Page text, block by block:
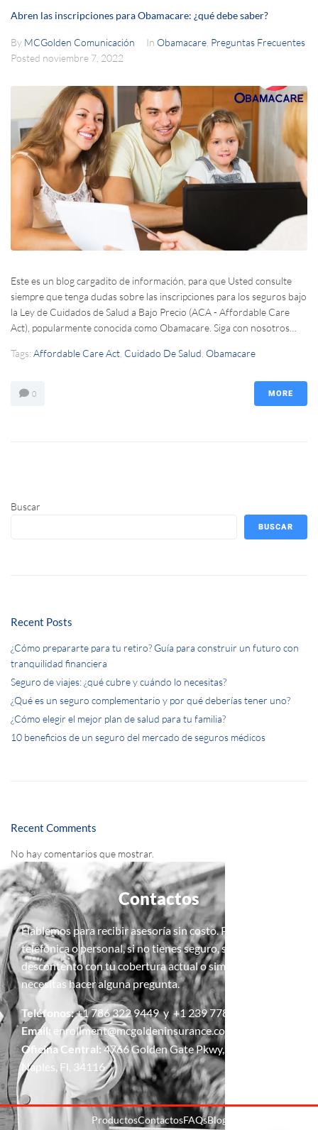
Abren las inscripciones para Obamacare: ¿qué debe saber?
By MCGolden Comunicación In Obamacare Preguntas Frecuentes
Posted noviembre 7, 2022
Este es un blog cargadito de información, para que Usted consulte
siempre que tenga dudas sobre las inscripciones para los seguros bajo
la Ley de Cuidados de Salud a Bajo Precio (ACA - Affordable Care
Act), popularmente conocida como Obamacare. Siga con nosotros…
Tags: Affordable Care Act Cuidado De Salud Obamacare
0 MORE
Buscar
BUSCAR
Recent Posts
¿Cómo prepararte para tu retiro? Guía para construir un futuro con
tranquilidad financiera
Seguro de viajes: ¿qué cubre y cuándo lo necesitas?
¿Qué es un seguro complementario y por qué deberías tener uno?
¿Cómo elegir el mejor plan de salud para tu familia?
10 beneficios de un seguro del mercado de seguros médicos
Recent Comments
No hay comentarios que mostrar.
Contactos
Hablemos para recibir asesoría sin costo. Pide una cita,
telefónica o personal, si no tienes seguro, si estás
descontento con tu cobertura actual o simplemente si
necesitas hacer alguna pregunta.
Teléfonos:+1 786 322 9449 y +1 239 778 5427
Email: enrollment@mcgoldeninsurance.com
Oficina Central: 4766 Golden Gate Pkwy, suite 4,
Naples, Fl, 34116
ProductosContactosFAQsBlog